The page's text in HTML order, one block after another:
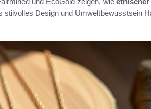
Design und Umweltbewusstsein